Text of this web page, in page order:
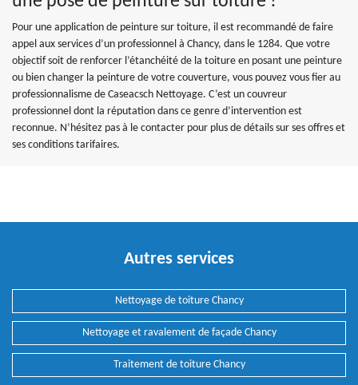
Pour une application de peinture sur toiture, il est recommandé de faire
appel aux services d’un professionnel à Chancy, dans le 1284. Que votre
objectif soit de renforcer l’étanchéité de la toiture en posant une peinture
ou bien changer la peinture de votre couverture, vous pouvez vous fier au
professionnalisme de Caseacsch Nettoyage. C’est un couvreur
professionnel dont la réputation dans ce genre d’intervention est
reconnue. N’hésitez pas à le contacter pour plus de détails sur ses offres et
ses conditions tarifaires.
Autres services
Nettoyage de toiture Chancy
Nettoyage et ravalement de façade Chancy
Traitement de toiture Chancy